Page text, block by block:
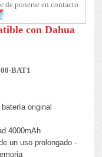
de ponerse en contacto
con Dahua
BAT1
original
4000mAh
un uso prolongado -